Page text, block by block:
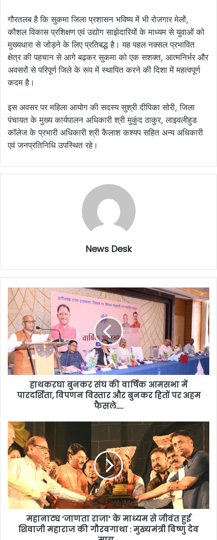
गौरतलब है कि सुकमा जिला प्रशासन भविष्य में भी रोजगार मेलों,
कौशल विकास प्रशिक्षण एवं उद्योग साझेदारियों के माध्यम से युवाओं को
मुख्यधारा से जोड़ने के लिए प्रतिबद्ध है। यह पहल नक्सल प्रभावित
क्षेत्र की पहचान से आगे बढ़कर सुकमा को एक सशक्त, आत्मनिर्भर और
अवसरों से परिपूर्ण जिले के रूप में स्थापित करने की दिशा में महत्वपूर्ण
कदम है।
इस अवसर पर महिला आयोग की सदस्य सुश्री दीपिका सोरी, जिला
पंचायत के मुख्य कार्यपालन अधिकारी श्री मुकुंद ठाकुर, लाइवलीहुड
कॉलेज के प्रभारी अधिकारी श्री कैलाश कश्यप सहित अन्य अधिकारी
एवं जनप्रतिनिधि उपस्थित रहे।
News Desk
हाथकरघा बुनकर संघ की वार्षिक आमसभा में
पारदर्शिता, विपणन विस्तार और बुनकर हितों पर अहम
फैसले…..
महानाट्य ‘जाणता राजा’ के माध्यम से जीवंत हुई
शिवाजी महाराज की गौरवगाथा : मुख्यमंत्री विष्णु देव